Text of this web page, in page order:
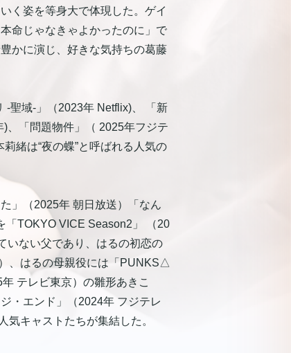
く姿を等身大で体現した。ゲイ
命じゃなきゃよかったのに」で
かに演じ、好きな気持ちの葛藤
-聖域-」（2023年 Netflix)、 「新
、「問題物件」（ 2025年フジテ
緒は“夜の蝶”と呼ばれる人気の
」（2025年 朝日放送）「なん
「TOKYO VICE Season2」 （20
いない父であり、はるの初恋の
、はるの母親役には「PUNKS△
テレビ東京）の雛形あきこ
・エンド」（2024年 フジテレ
キャストたちが集結した。